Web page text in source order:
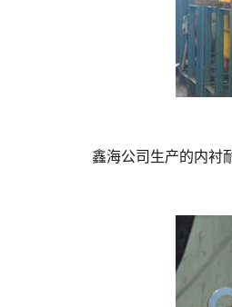
鑫海公司生产的内衬